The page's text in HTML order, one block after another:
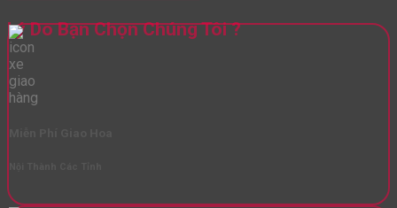
Lý Do Bạn Chọn Chúng Tôi ?